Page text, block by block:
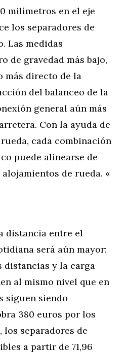
milímetros en el eje
los separadores de
Las medidas
de gravedad más bajo,
más directo de la
del balanceo de la
general aún más
Con la ayuda de
cada combinación
puede alinearse de
de rueda. «
distancia entre el
será aún mayor:
distancias y la carga
al mismo nivel que en
siguen siendo
380 euros por los
separadores de
a partir de 71,96